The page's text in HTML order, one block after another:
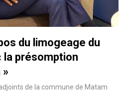
du limogeage du
la présomption
de la commune de Matam